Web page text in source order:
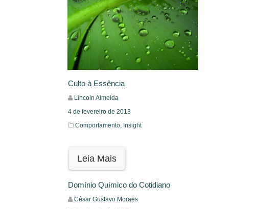
Culto à Essência
Lincoln Almeida
4 de fevereiro de 2013
Comportamento, Insight
Leia Mais
Domínio Químico do Cotidiano
César Gustavo Moraes